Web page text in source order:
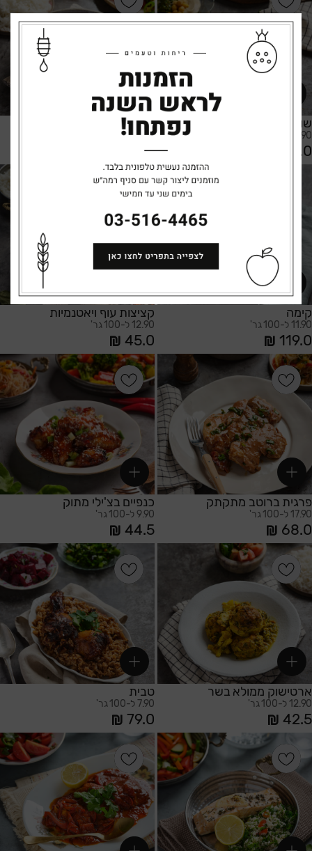
שווארמה ירושלמית
17.90 ל-100 גר'
68.0
שווארמה טורקית
17.90 ל-100 גר'
68.0
הוספה לסל
קימה
11.90 ל-100 גר'
119.0
הוספה לסל
קציצות עוף ויאטנמיות
12.90 ל-100 גר'
45.0
הוספה לסל
פרגית ברוטב מתקתק
17.90 ל-100 גר'
68.0
הוספה לסל
כנפיים בצ'ילי מתוק
9.90 ל-100 גר'
44.5
הוספה לסל
ארטישוק ממולא בשר
12.90 ל-100 גר'
42.5
הוספה לסל
טבית
7.90 ל-100 גר'
79.0
הוספה לסל הוספה לסל